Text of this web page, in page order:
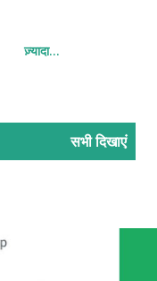
ज़्यादा…
सभी दिखाएं